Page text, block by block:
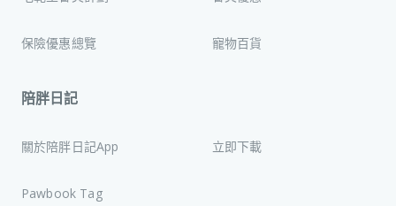
保險優惠總覽 寵物百貨
陪胖日記
關於陪胖日記App 立即下載
Pawbook Tag